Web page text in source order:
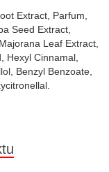
Extract, Parfum,
Seed Extract,
Leaf Extract,
Hexyl Cinnamal,
Benzyl Benzoate,